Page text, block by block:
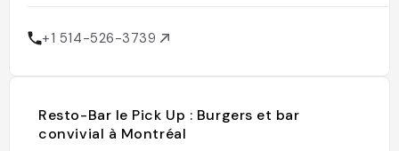
+1 514-526-3739
Resto-Bar le Pick Up : Burgers et bar
convivial à Montréal